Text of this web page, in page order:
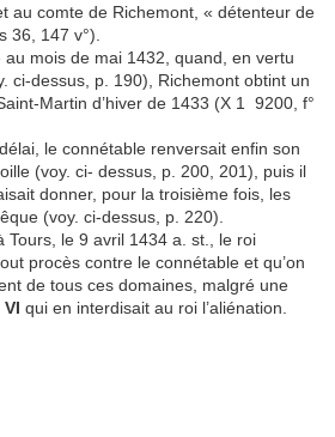
au comte de Richemont, « détenteur de
36, 147 v°).
mois de mai 1432, quand, en vertu
ci-dessus, p. 190), Richemont obtint un
Martin d’hiver de 1433 (X 1 9200, f°
le connétable renversait enfin son
(voy. ci- dessus, p. 200, 201), puis il
donner, pour la troisième fois, les
(voy. ci-dessus, p. 220).
Tours, le 9 avril 1434 a. st., le roi
procès contre le connétable et qu’on
de tous ces domaines, malgré une
qui en interdisait au roi l’aliénation.